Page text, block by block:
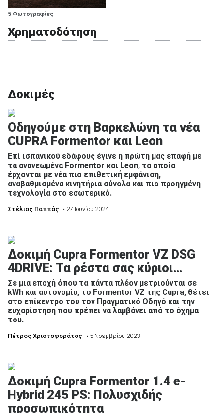
5 Φωτογραφίες
Χρηματοδότηση
Δοκιμές
Οδηγούμε στη Βαρκελώνη τα νέα
CUPRA Formentor και Leon
Επί ισπανικού εδάφους έγινε η πρώτη μας επαφή με
τα ανανεωμένα Formentor και Leon, τα οποία
έρχονται με νέα πιο επιθετική εμφάνιση,
αναβαθμισμένα κινητήρια σύνολα και πιο προηγμένη
τεχνολογία στο εσωτερικό.
Στέλιος Παππάς • 27 Ιουνίου 2024
Δοκιμή Cupra Formentor VZ DSG
4DRIVE: Τα ρέστα σας κύριοι…
Σε μια εποχή όπου τα πάντα πλέον μετριούνται σε
kWh και αυτονομία, το Formentor VZ της Cupra, θέτει
στο επίκεντρο του τον Πραγματικό Οδηγό και την
ευχαρίστηση που πρέπει να λαμβάνει από το όχημα
του.
Πέτρος Χριστοφοράτος • 5 Νοεμβρίου 2023
Δοκιμή Cupra Formentor 1.4 e-
Ηybrid 245 PS: Πολυσχιδής
προσωπικότητα